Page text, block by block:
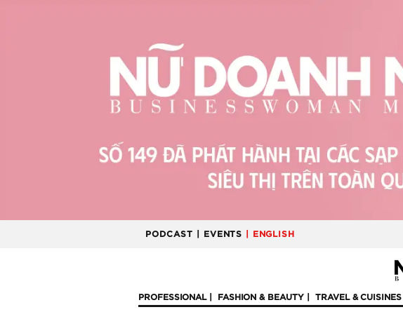
PODCAST | EVENTS | ENGLISH
PROFESSIONAL FASHION & BEAUTY TRAVEL & CUISINES